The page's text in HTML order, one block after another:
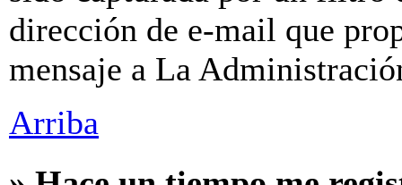
dirección de e-mail que
mensaje a La
Arriba